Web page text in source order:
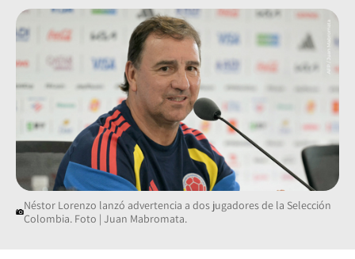
Néstor Lorenzo lanzó advertencia a dos jugadores de la Selección
Colombia. Foto | Juan Mabromata.